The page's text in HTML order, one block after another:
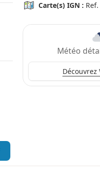
Carte(s) IGN :
Météo